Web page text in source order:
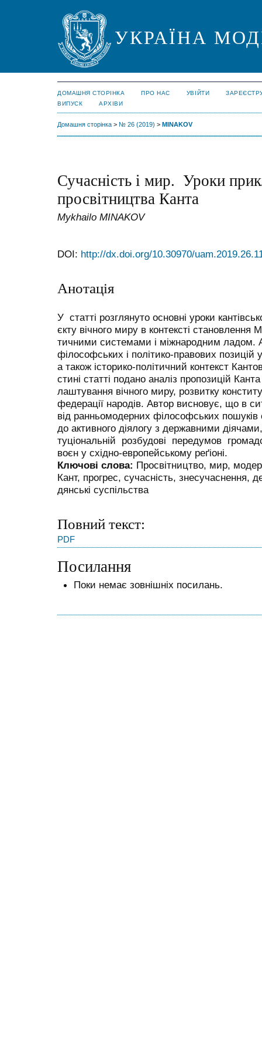
УКРАЇНА
ДОМАШНЯ СТОРІНКА ПРО НАС УВІЙТИ
ВИПУСК
АРХІВИ
Домашня сторінка > № 26 (2019) > MINAKOV
Сучасність і мир. Уроки
просвітництва Канта
Mykhailo MINAKOV
DOI: http://dx.doi.org/10.30970/
Анотація
У статті розглянуто основні уроки
єкту вічного миру в контексті становлення
тичними системами і міжнародним ладом.
філософських і політико-правових позицій
а також історико-політичний контекст
стині статті подано аналіз пропозицій
лаштування вічного миру, розвитку
федерації народів. Автор висновує, що в
від ранньомодерних філoсофських
до активного діялогу з державними
туціональній розбудові передумов
воєн у східно-европейському реґіоні.
Ключові слова: Просвітництво, мир,
Кант, прогрес, сучасність, знесучаснення,
дянські суспільства
Повний текст:
PDF
Посилання
Поки немає зовнішніх посилань.